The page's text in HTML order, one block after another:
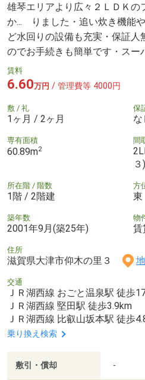
雄琴エリアより広々２ＬＤＫの
か... りました・追い炊き機能
ど水回りの設備も充実・保証人
のでお手続きも簡単です・スー
賃料
6.60万円 / 管理費等 4000円
敷 / 礼
1ヶ月 / 2ヶ月
保
な
専有面積
60.89m2
間
３)
所在階 / 階数
1階 / 2階建
方
東
築年数
2001年9月(築25年)
物
賃
住所
滋賀県大津市仰木の里３
交通
ＪＲ湖西線 おごと温泉駅 徒歩
ＪＲ湖西線 堅田駅 徒歩3.9km
ＪＲ湖西線 比叡山坂本駅 徒歩
乗り換え検索
敷引・償却 -